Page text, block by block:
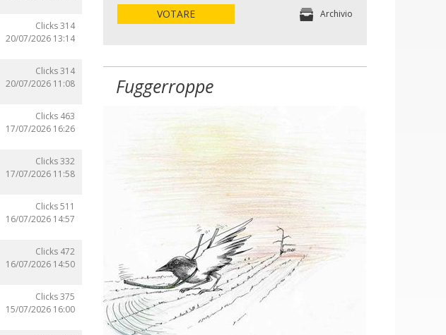
Clicks 314
20/07/2026 13:14
Clicks 314
20/07/2026 11:08
Clicks 463
17/07/2026 16:26
Clicks 332
17/07/2026 11:58
Clicks 511
16/07/2026 14:57
und Produktionsflächen, Halle mit Lagerplatz
Clicks 472
16/07/2026 14:50
und auf den Baustellen (m/w/d), Hausmeister (m/w/d)
Clicks 375
15/07/2026 16:00
VOTARE Archivio
Fuggerroppe